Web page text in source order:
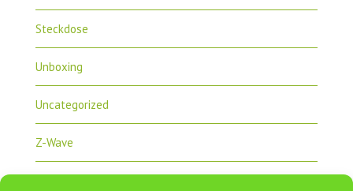
Steckdose
Unboxing
Uncategorized
Z-Wave